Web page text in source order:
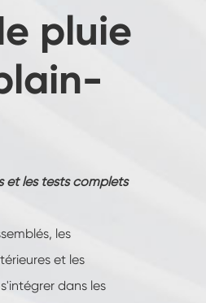
pluie
et les tests complets
les
et les
dans les